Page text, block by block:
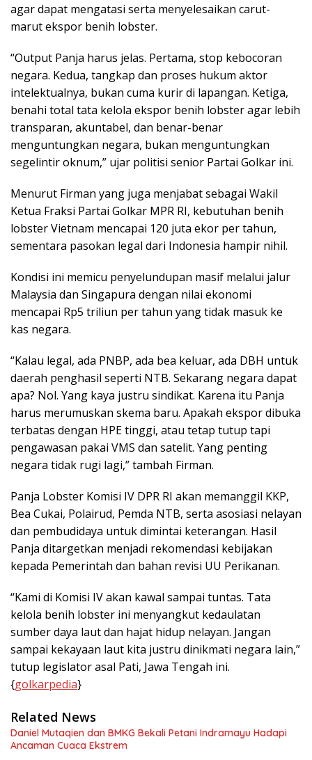
agar dapat mengatasi serta menyelesaikan carut-
marut ekspor benih lobster.
“Output Panja harus jelas. Pertama, stop kebocoran
negara. Kedua, tangkap dan proses hukum aktor
intelektualnya, bukan cuma kurir di lapangan. Ketiga,
benahi total tata kelola ekspor benih lobster agar lebih
transparan, akuntabel, dan benar-benar
menguntungkan negara, bukan menguntungkan
segelintir oknum,” ujar politisi senior Partai Golkar ini.
Menurut Firman yang juga menjabat sebagai Wakil
Ketua Fraksi Partai Golkar MPR RI, kebutuhan benih
lobster Vietnam mencapai 120 juta ekor per tahun,
sementara pasokan legal dari Indonesia hampir nihil.
Kondisi ini memicu penyelundupan masif melalui jalur
Malaysia dan Singapura dengan nilai ekonomi
mencapai Rp5 triliun per tahun yang tidak masuk ke
kas negara.
“Kalau legal, ada PNBP, ada bea keluar, ada DBH untuk
daerah penghasil seperti NTB. Sekarang negara dapat
apa? Nol. Yang kaya justru sindikat. Karena itu Panja
harus merumuskan skema baru. Apakah ekspor dibuka
terbatas dengan HPE tinggi, atau tetap tutup tapi
pengawasan pakai VMS dan satelit. Yang penting
negara tidak rugi lagi,” tambah Firman.
Panja Lobster Komisi IV DPR RI akan memanggil KKP,
Bea Cukai, Polairud, Pemda NTB, serta asosiasi nelayan
dan pembudidaya untuk dimintai keterangan. Hasil
Panja ditargetkan menjadi rekomendasi kebijakan
kepada Pemerintah dan bahan revisi UU Perikanan.
“Kami di Komisi IV akan kawal sampai tuntas. Tata
kelola benih lobster ini menyangkut kedaulatan
sumber daya laut dan hajat hidup nelayan. Jangan
sampai kekayaan laut kita justru dinikmati negara lain,”
tutup legislator asal Pati, Jawa Tengah ini.
{golkarpedia}
Related News
Daniel Mutaqien dan BMKG Bekali Petani Indramayu Hadapi
Ancaman Cuaca Ekstrem